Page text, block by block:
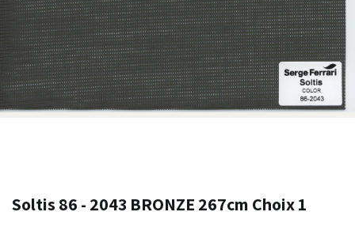
Soltis 86 - 2043 BRONZE 267cm Choix 1